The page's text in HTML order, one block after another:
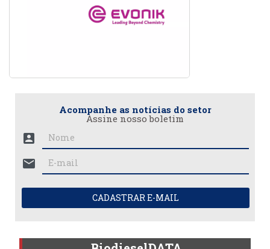
Acompanhe as notícias do setor
Assine nosso boletim
account_box
mail
CADASTRAR E-MAIL